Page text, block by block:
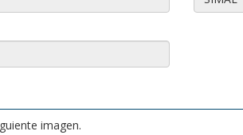
imagen.